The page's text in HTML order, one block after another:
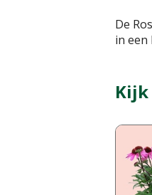
De
in een
Kijk